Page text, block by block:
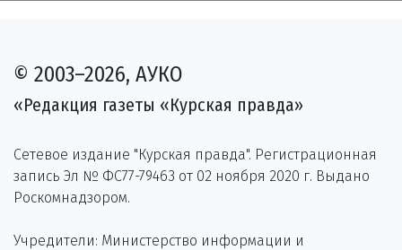
© 2003–2026, АУКО
«Редакция газеты «Курская правда»
Сетевое издание "Курская правда". Регистрационная
запись Эл № ФС77-79463 от 02 ноября 2020 г. Выдано
Роскомнадзором.
Учредители: Министерство информации и